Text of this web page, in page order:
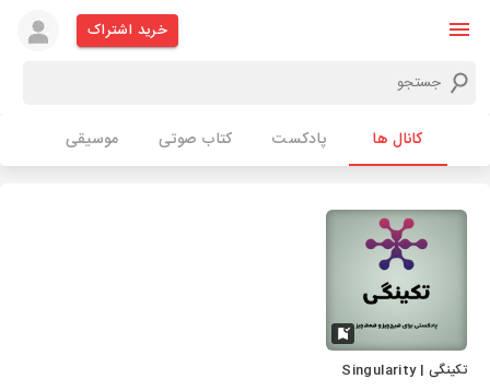
خرید اشتراک
کانال ها پادکست کتاب صوتی موسیقی
تکینگی | Singularity